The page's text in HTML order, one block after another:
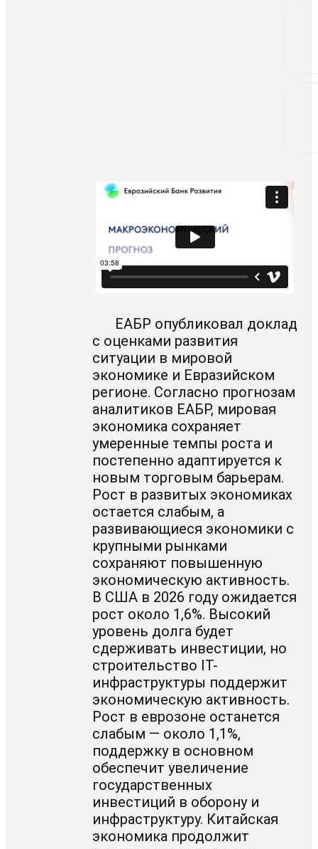
ЕАБР опубликовал доклад
с оценками развития
ситуации в мировой
экономике и Евразийском
регионе. Согласно прогнозам
аналитиков ЕАБР, мировая
экономика сохраняет
умеренные темпы роста и
постепенно адаптируется к
новым торговым барьерам.
Рост в развитых экономиках
остается слабым, а
развивающиеся экономики с
крупными рынками
сохраняют повышенную
экономическую активность.
В США в 2026 году ожидается
рост около 1,6%. Высокий
уровень долга будет
сдерживать инвестиции, но
строительство IT-
инфраструктуры поддержит
экономическую активность.
Рост в еврозоне останется
слабым — около 1,1%,
поддержку в основном
обеспечит увеличение
государственных
инвестиций в оборону и
инфраструктуру. Китайская
экономика продолжит